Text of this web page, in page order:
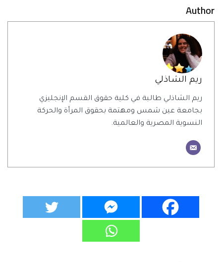
Author
ريم الشاذلي
ريم الشاذلي طالبة في كلية حقوق القسم الإنجليزي
بجامعة عين شمس ومهتمة بحقوق المرأة والحركة
النسوية المصرية والعالمية.